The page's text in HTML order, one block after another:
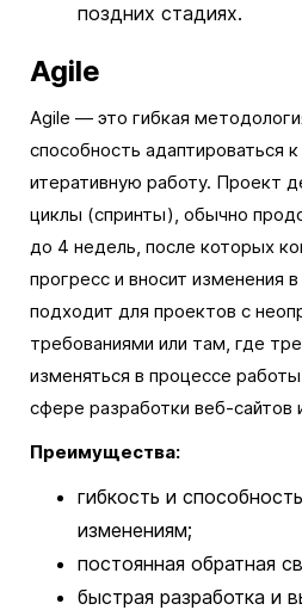
поздних стадиях.
Agile
Agile — это гибкая
способность адаптироваться
итеративную работу. Проект
циклы (спринты), обычно
до 4 недель, после которых
прогресс и вносит изменения
подходит для проектов с
требованиями или там, где
изменяться в процессе
сфере разработки веб-сайтов
Преимущества:
гибкость и
изменениям;
постоянная обратная
быстрая разработка и